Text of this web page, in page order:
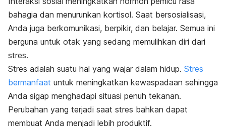
bahagia dan menurunkan kortisol. Saat bersosialisasi,
Anda juga berkomunikasi, berpikir, dan belajar. Semua ini
berguna untuk otak yang sedang memulihkan diri dari
stres.
Stres adalah suatu hal yang wajar dalam hidup. Stres
bermanfaat untuk meningkatkan kewaspadaan sehingga
Anda sigap menghadapi situasi penuh tekanan.
Perubahan yang terjadi saat stres bahkan dapat
membuat Anda menjadi lebih produktif.